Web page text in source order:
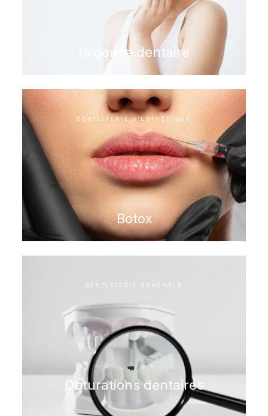
Urgence dentaire
DENTISTERIE D'ESTHÉTIQUE
Botox
DENTISTERIE GÉNÉRALE
Obturations dentaires